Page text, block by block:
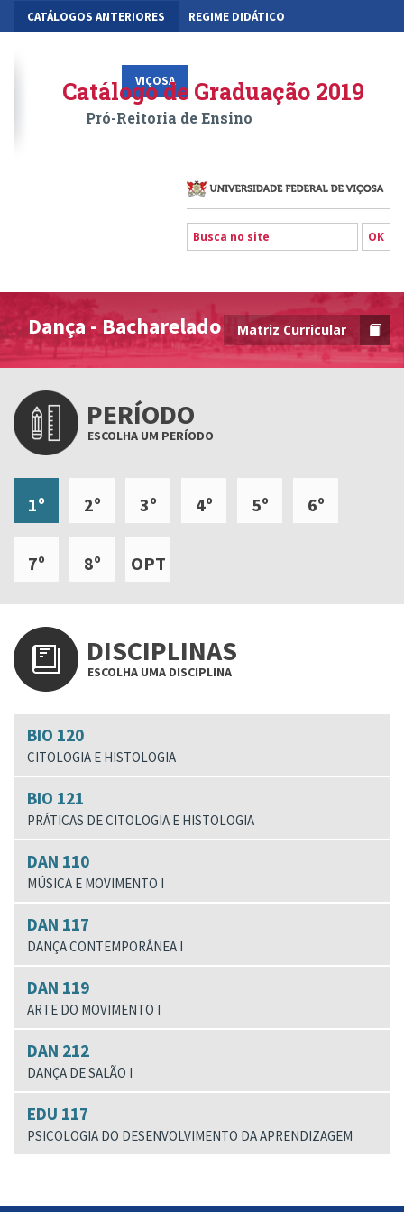
CATÁLOGOS ANTERIORES REGIME DIDÁTICO
VIÇOSA RIO PARANAÍBA FLORESTAL
Catálogo de Graduação 2019
Pró-Reitoria de Ensino
Dança - Bacharelado Matriz Curricular
PERÍODO
ESCOLHA UM PERÍODO
1º 2º 3º 4º 5º 6º
7º 8º OPT
DISCIPLINAS
ESCOLHA UMA DISCIPLINA
BIO 120
CITOLOGIA E HISTOLOGIA
BIO 121
PRÁTICAS DE CITOLOGIA E HISTOLOGIA
DAN 110
MÚSICA E MOVIMENTO I
DAN 117
DANÇA CONTEMPORÂNEA I
DAN 119
ARTE DO MOVIMENTO I
DAN 212
DANÇA DE SALÃO I
EDU 117
PSICOLOGIA DO DESENVOLVIMENTO DA APRENDIZAGEM